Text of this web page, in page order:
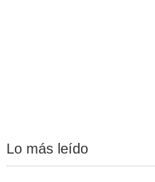
Lo más leído